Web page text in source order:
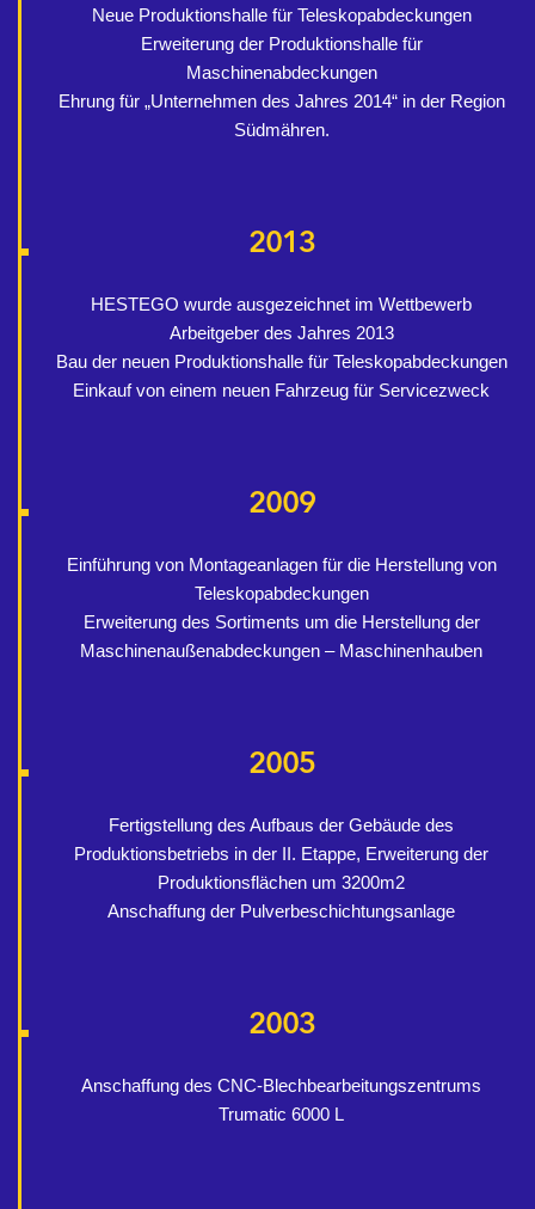
Neue Produktionshalle für Teleskopabdeckungen
Erweiterung der Produktionshalle für
Maschinenabdeckungen
Ehrung für „Unternehmen des Jahres 2014“ in der Region
Südmähren.
2013
HESTEGO wurde ausgezeichnet im Wettbewerb
Arbeitgeber des Jahres 2013
Bau der neuen Produktionshalle für Teleskopabdeckungen
Einkauf von einem neuen Fahrzeug für Servicezweck
2009
Einführung von Montageanlagen für die Herstellung von
Teleskopabdeckungen
Erweiterung des Sortiments um die Herstellung der
Maschinenaußenabdeckungen – Maschinenhauben
2005
Fertigstellung des Aufbaus der Gebäude des
Produktionsbetriebs in der II. Etappe, Erweiterung der
Produktionsflächen um 3200m2
Anschaffung der Pulverbeschichtungsanlage
2003
Anschaffung des CNC-Blechbearbeitungszentrums
Trumatic 6000 L